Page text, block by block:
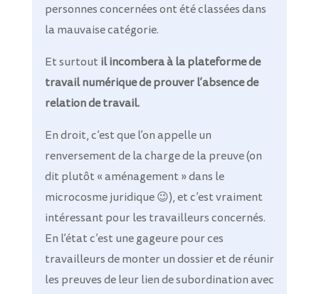
personnes concernées ont été classées dans
la mauvaise catégorie.
Et surtoutil incombera à la plateforme de
travail numérique de prouver l’absence de
relation de travail.
En droit, c’est que l’on appelle un
renversement de la charge de la preuve (on
dit plutôt « aménagement » dans le
microcosme juridique 😉), et c’est vraiment
intéressant pour les travailleurs concernés.
En l’état c’est une gageure pour ces
travailleurs de monter un dossier et de réunir
les preuves de leur lien de subordination avec